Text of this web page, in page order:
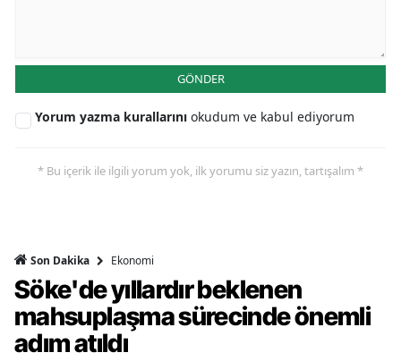
GÖNDER
Yorum yazma kurallarını okudum ve kabul ediyorum
* Bu içerik ile ilgili yorum yok, ilk yorumu siz yazın, tartışalım *
Son Dakika Ekonomi
Söke'de yıllardır beklenen
mahsuplaşma sürecinde önemli
adım atıldı